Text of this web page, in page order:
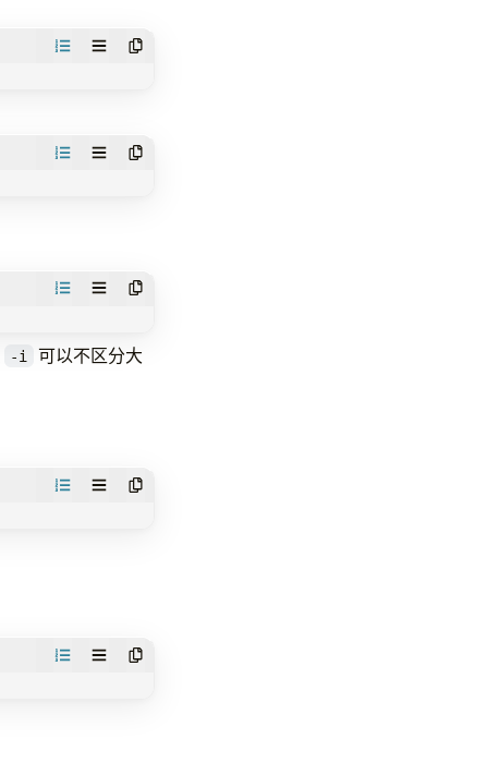
-i
可以不区分大